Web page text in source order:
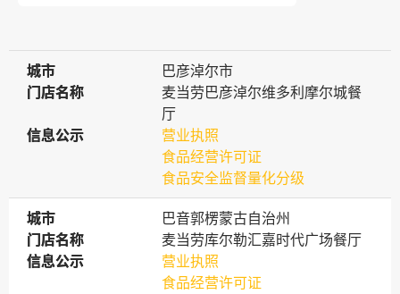
城市
城市
巴彦淖尔市
门店名称
门店名称
麦当劳巴彦淖尔维多利摩尔城餐
厅
信息公示
信息公示
营业执照
食品经营许可证
食品安全监督量化分级
城市
城市
巴音郭楞蒙古自治州
门店名称
门店名称
麦当劳库尔勒汇嘉时代广场餐厅
信息公示
信息公示
营业执照
食品经营许可证